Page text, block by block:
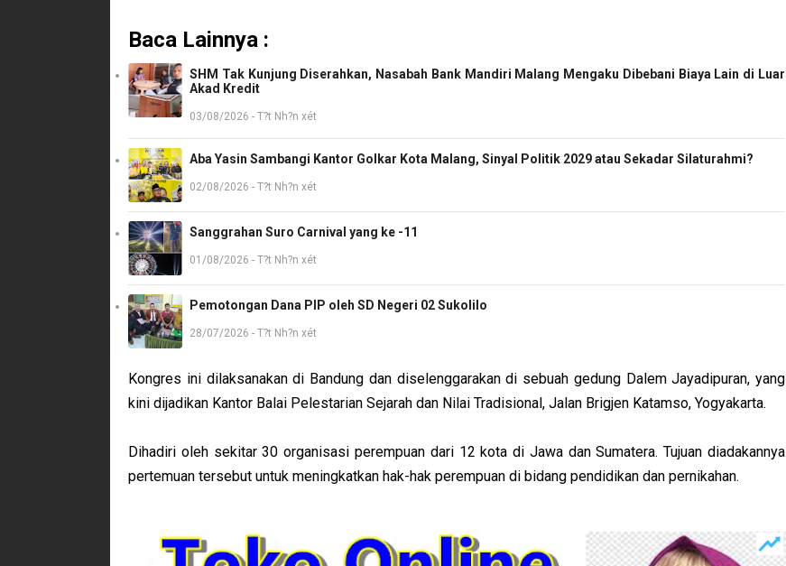
Baca Lainnya :
SHM Tak Kunjung Diserahkan, Nasabah Bank Mandiri Malang Mengaku Dibebani Biaya Lain di Luar
Akad Kredit
03/08/2026 - T?t Nh?n xét
Aba Yasin Sambangi Kantor Golkar Kota Malang, Sinyal Politik 2029 atau Sekadar Silaturahmi?
02/08/2026 - T?t Nh?n xét
Sanggrahan Suro Carnival yang ke -11
01/08/2026 - T?t Nh?n xét
Pemotongan Dana PIP oleh SD Negeri 02 Sukolilo
28/07/2026 - T?t Nh?n xét
Kongres ini dilaksanakan di Bandung dan diselenggarakan di sebuah gedung Dalem Jayadipuran, yang
kini dijadikan Kantor Balai Pelestarian Sejarah dan Nilai Tradisional, Jalan Brigjen Katamso, Yogyakarta.
Dihadiri oleh sekitar 30 organisasi perempuan dari 12 kota di Jawa dan Sumatera. Tujuan diadakannya
pertemuan tersebut untuk meningkatkan hak-hak perempuan di bidang pendidikan dan pernikahan.